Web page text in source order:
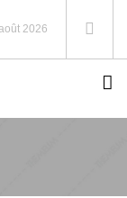
2026